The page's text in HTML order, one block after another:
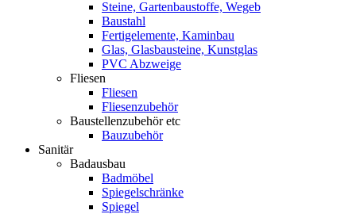
Steine, Gartenbaustoffe, Wegeb
Baustahl
Fertigelemente, Kaminbau
Glas, Glasbausteine, Kunstglas
PVC Abzweige
Fliesen
Fliesen
Fliesenzubehör
Baustellenzubehör etc
Bauzubehör
Sanitär
Badausbau
Badmöbel
Spiegelschränke
Spiegel